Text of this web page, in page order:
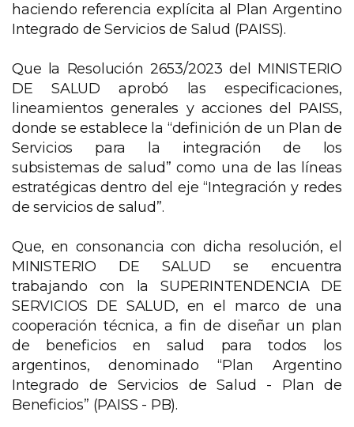
haciendo referencia explícita al Plan Argentino
Integrado de Servicios de Salud (PAISS).
Que la Resolución 2653/2023 del MINISTERIO
DE SALUD aprobó las especificaciones,
lineamientos generales y acciones del PAISS,
donde se establece la “definición de un Plan de
Servicios para la integración de los
subsistemas de salud” como una de las líneas
estratégicas dentro del eje “Integración y redes
de servicios de salud”.
Que, en consonancia con dicha resolución, el
MINISTERIO DE SALUD se encuentra
trabajando con la SUPERINTENDENCIA DE
SERVICIOS DE SALUD, en el marco de una
cooperación técnica, a fin de diseñar un plan
de beneficios en salud para todos los
argentinos, denominado “Plan Argentino
Integrado de Servicios de Salud - Plan de
Beneficios” (PAISS - PB).